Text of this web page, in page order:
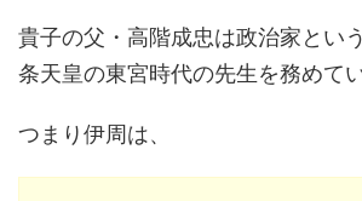
貴子の父・高階成忠は政治家とい
条天皇の東宮時代の先生を務めて
つまり伊周は、